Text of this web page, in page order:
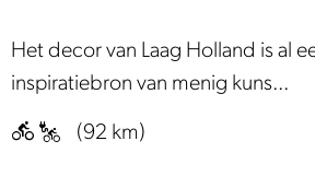
s
t
r
O
d
a
Het decor van Laag Holland is al
inspiratiebron van menig kuns...
(92 km)